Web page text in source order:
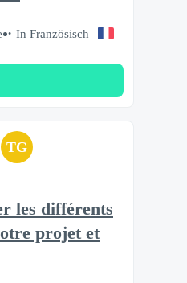
In Französisch
TG
les différents
projet et